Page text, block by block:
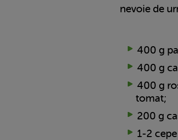
nevoie de
400 g
400 g
400 g
tomat;
200 g
1-2